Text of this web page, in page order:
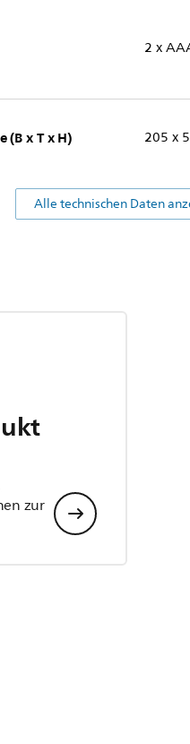
2 x
(B x T x H) 205 x
Alle technischen Daten
zur